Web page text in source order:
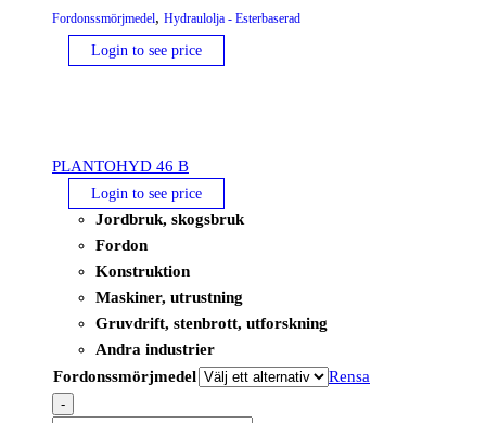
Fordonssmörjmedel, Hydraulolja - Esterbaserad
Login to see price
PLANTOHYD 46 B
Login to see price
Jordbruk, skogsbruk
Fordon
Konstruktion
Maskiner, utrustning
Gruvdrift, stenbrott, utforskning
Andra industrier
Fordonssmörjmedel
Rensa
-